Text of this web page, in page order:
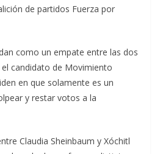
de partidos Fuerza por
como un empate entre las dos
candidato de Movimiento
en que solamente es un
y restar votos a la
Claudia Sheinbaum y Xóchitl